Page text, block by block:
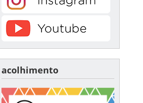
acolhimento